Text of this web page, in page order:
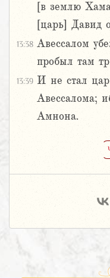
[в землю
[царь] Давид
13:38 Авессалом
пробыл там
13:39 И не стал
Авессалома;
Амнона.